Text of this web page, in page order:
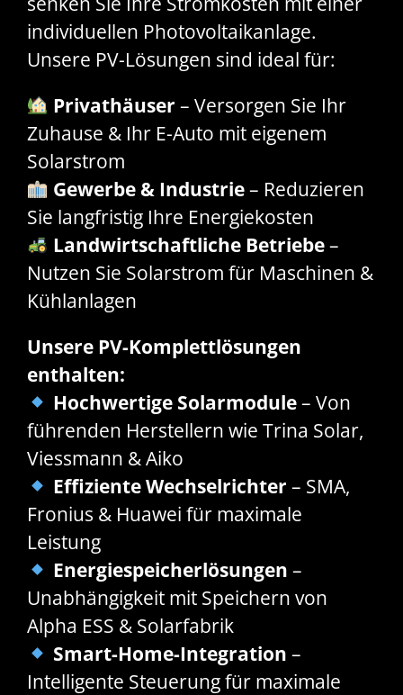
individuellen Photovoltaikanlage.
Unsere PV-Lösungen sind ideal für:
Privathäuser – Versorgen Sie Ihr
Zuhause & Ihr E-Auto mit eigenem
Solarstrom
Gewerbe & Industrie– Reduzieren
Sie langfristig Ihre Energiekosten
Landwirtschaftliche Betriebe–
Nutzen Sie Solarstrom für Maschinen &
Kühlanlagen
Unsere PV-Komplettlösungen
enthalten:
Hochwertige Solarmodule– Von
führenden Herstellern wie Trina Solar,
Viessmann & Aiko
Effiziente Wechselrichter – SMA,
Fronius & Huawei für maximale
Leistung
Energiespeicherlösungen –
Unabhängigkeit mit Speichern von
Alpha ESS & Solarfabrik
Smart-Home-Integration –
Intelligente Steuerung für maximale